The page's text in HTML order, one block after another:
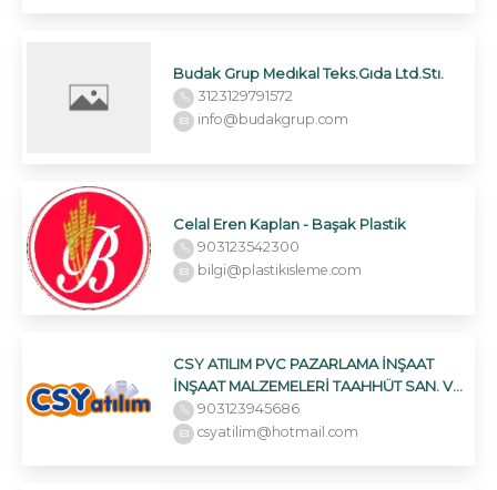
Budak Grup Medıkal Teks.Gıda Ltd.Stı.
3123129791572
info@budakgrup.com
Celal Eren Kaplan - Başak Plastik
903123542300
bilgi@plastikisleme.com
CSY ATILIM PVC PAZARLAMA İNŞAAT
İNŞAAT MALZEMELERİ TAAHHÜT SAN. VE
TİC. LTD.ŞTİ.
903123945686
csyatilim@hotmail.com